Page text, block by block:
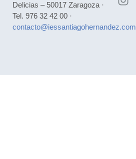
Delicias – 50017 Zaragoza ·
Tel. 976 32 42 00 ·
contacto@iessantiagohernandez.com